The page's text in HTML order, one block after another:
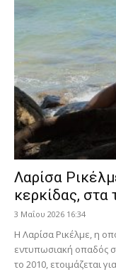
Λαρίσα
κερκίδας, στα
3 Μαΐου 2026 16:34
Η Λαρίσα Ρικέλμε, η
εντυπωσιακή οπαδός
το 2010, ετοιμάζεται